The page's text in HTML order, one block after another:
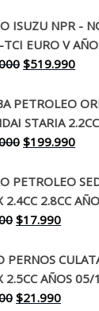
original
era:
$130.000.
actual
es:
ISUZU NPR -
EURO V
El
original
era:
$650.000.
$519.990El
es:
PETROLEO
STARIA
El
original
era:
$260.000.
$199.990El
es:
PETROLEO
2.4CC 2.8CC
El
original
era:
$30.000.
$17.990El
actual
es:
$17.990.
PERNOS
2.5CC AÑOS 05/
El
$21.990El